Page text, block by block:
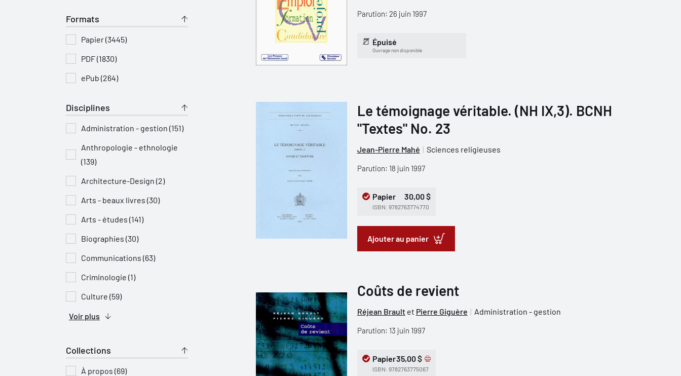
Formats
Papier (3445)
PDF (1830)
ePub (264)
Disciplines
Administration - gestion (151)
Anthropologie - ethnologie
(139)
Architecture-Design (2)
Arts - beaux livres (30)
Arts - études (141)
Biographies (30)
Communications (63)
Criminologie (1)
Culture (59)
Voir plus
Collections
À propos (69)
Parution: 26 juin 1997
Épuisé
Ouvrage non disponible
Le témoignage véritable. (NH IX,3). BCNH
"Textes" No. 23
Jean-Pierre Mahé Sciences religieuses
Parution: 18 juin 1997
Papier 30,00 $
ISBN: 9782763774770
Ajouter au panier
Coûts de revient
Réjean Braultet Pierre Giguère Administration - gestion
Parution: 13 juin 1997
Papier35,00 $
ISBN: 9782763775067